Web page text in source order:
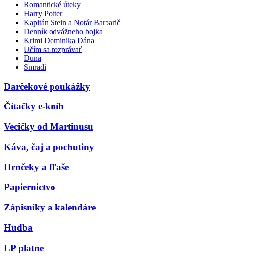
Romantické úteky
Harry Potter
Kapitán Stein a Notár Barbarič
Denník odvážneho bojka
Krimi Dominika Dána
Učím sa rozprávať
Duna
Smradi
Darčekové poukážky
Čítačky e-kníh
Vecičky od Martinusu
Káva, čaj a pochutiny
Hrnčeky a fľaše
Papiernictvo
Zápisníky a kalendáre
Hudba
LP platne